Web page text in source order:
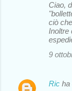
t
Ciao,
ciò
Inoltre
9
Ric